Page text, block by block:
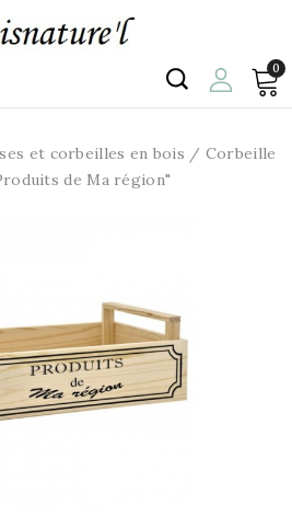
0
et corbeilles en bois
Corbeille
de Ma région"